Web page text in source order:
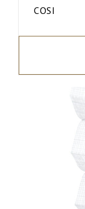
COSI